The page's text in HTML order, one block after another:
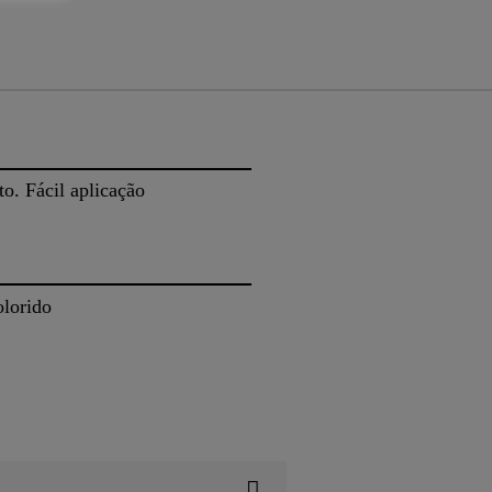
Fácil aplicação